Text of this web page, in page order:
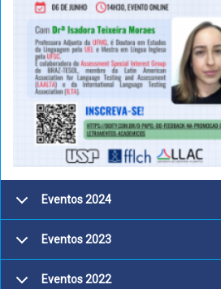
Eventos 2024
Eventos 2023
Eventos 2022